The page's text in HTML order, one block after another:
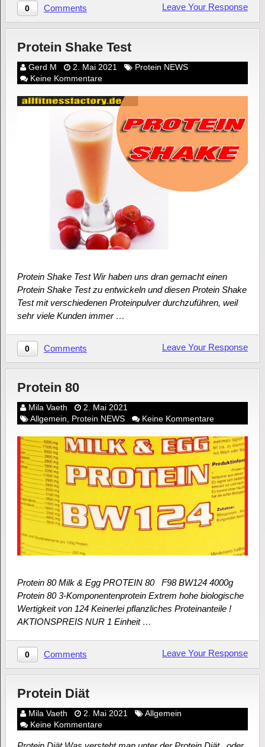
0 Comments Leave Your Response
Protein Shake Test
Gerd M 2. Mai 2021
Protein NEWS
Keine Kommentare
Protein Shake Test Wir haben uns dran gemacht einen
Protein Shake Test zu entwickeln und diesen Protein Shake
Test mit verschiedenen Proteinpulver durchzuführen, weil
sehr viele Kunden immer …
0 Comments Leave Your Response
Protein 80
Mila Vaeth
2. Mai 2021
Allgemein, Protein NEWS Keine Kommentare
Protein 80 Milk & Egg PROTEIN 80 F98 BW124 4000g
Protein 80 3-Komponentenprotein Extrem hohe biologische
Wertigkeit von 124 Keinerlei pflanzliches Proteinanteile !
AKTIONSPREIS NUR 1 Einheit …
0 Comments Leave Your Response
Protein Diät
Mila Vaeth 2. Mai 2021
Allgemein
Keine Kommentare